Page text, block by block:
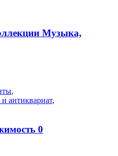
Музыка,
,
антиквариат,
0